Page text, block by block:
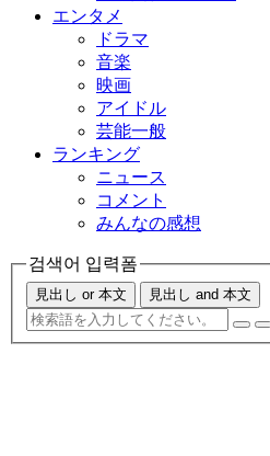
エンタメ
ドラマ
音楽
映画
アイドル
芸能一般
ランキング
ニュース
コメント
みんなの感想
검색어 입력폼
見出し or 本文 見出し and 本文